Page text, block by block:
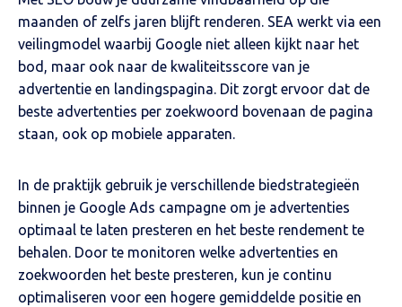
maanden of zelfs jaren blijft renderen. SEA werkt via een
veilingmodel waarbij Google niet alleen kijkt naar het
bod, maar ook naar de kwaliteitsscore van je
advertentie en landingspagina. Dit zorgt ervoor dat de
beste advertenties per zoekwoord bovenaan de pagina
staan, ook op mobiele apparaten.
In de praktijk gebruik je verschillende biedstrategieën
binnen je Google Ads campagne om je advertenties
optimaal te laten presteren en het beste rendement te
behalen. Door te monitoren welke advertenties en
zoekwoorden het beste presteren, kun je continu
optimaliseren voor een hogere gemiddelde positie en